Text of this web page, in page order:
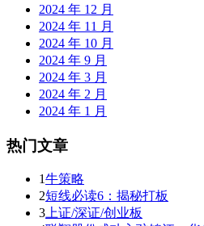
2024 年 12 月
2024 年 11 月
2024 年 10 月
2024 年 9 月
2024 年 3 月
2024 年 2 月
2024 年 1 月
热门文章
1牛策略
2短线必读6：揭秘打板
3 上证/深证/创业板